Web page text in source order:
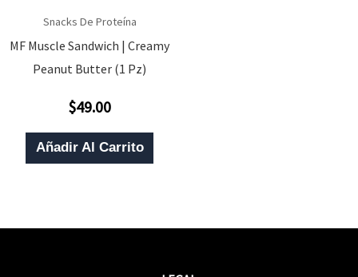
Snacks De Proteína
MF Muscle Sandwich | Creamy
Peanut Butter (1 Pz)
Valorado
0
De
5
$49.00
Añadir Al Carrito